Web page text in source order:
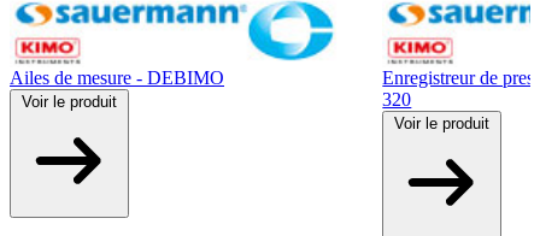
Ailes de mesure - DEBIMO
Voir le produit
Enregistreur de
320
Voir le produit